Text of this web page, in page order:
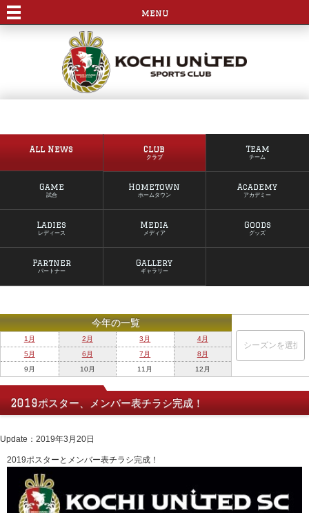
menu
All News Club
クラブ
Team
チーム
Game
試合
Hometown
ホームタウン
Academy
アカデミー
Ladies
レディース
Media
メディア
Goods
グッズ
Partner
パートナー
Gallery
ギャラリー
今年の一覧
1月 2月 3月
4月
5月
6月 7月
8月
9月
10月 11月 12月
2019ポスター、メンバー表チラシ完成！
Update：2019年3月20日
2019ポスターとメンバー表チラシ完成！